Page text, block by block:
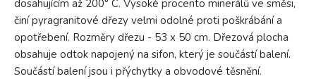
dosahujícím až 200° C. Vysoké procento minerálů ve směsi,
činí pyragranitové dřezy velmi odolné proti poškrábání a
opotřebení. Rozměry dřezu - 53 x 50 cm. Dřezová plocha
obsahuje odtok napojený na sifon, který je součástí balení.
Součástí balení jsou i přýchytky a obvodové těsnění.